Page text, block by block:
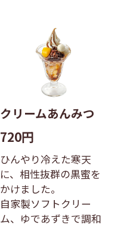
クリームあんみつ
720円
ひんやり冷えた寒天
に、相性抜群の黒蜜を
かけました。
自家製ソフトクリー
ム、ゆであずきで調和